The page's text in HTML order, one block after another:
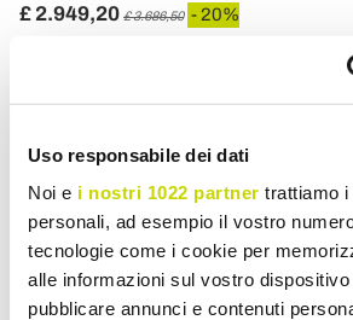
Uso responsabile dei dati
Noi e i nostri 1022 partner trattiamo
personali, ad esempio il vostro
tecnologie come i cookie per
alle informazioni sul vostro dispositivo
pubblicare annunci e contenuti
£ 2.949,20 £ 3.686,50 - 20%